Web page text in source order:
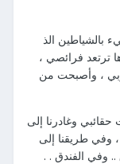
بالشياطين الذ
ترتعد فرائصي ،
، وأصبحت من
وغادرنا إلى
وفي طريقنا إلى
وفي الفندق . .